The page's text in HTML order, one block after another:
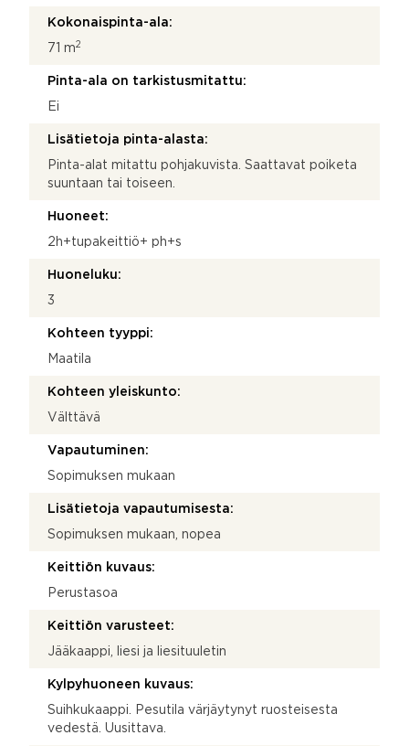
Kokonaispinta-ala:
71 m2
Pinta-ala on tarkistusmitattu:
Ei
Lisätietoja pinta-alasta:
Pinta-alat mitattu pohjakuvista. Saattavat poiketa
suuntaan tai toiseen.
Huoneet:
2h+tupakeittiö+ ph+s
Huoneluku:
3
Kohteen tyyppi:
Maatila
Kohteen yleiskunto:
Välttävä
Vapautuminen:
Sopimuksen mukaan
Lisätietoja vapautumisesta:
Sopimuksen mukaan, nopea
Keittiön kuvaus:
Perustasoa
Keittiön varusteet:
Jääkaappi, liesi ja liesituuletin
Kylpyhuoneen kuvaus:
Suihkukaappi. Pesutila värjäytynyt ruosteisesta
vedestä. Uusittava.